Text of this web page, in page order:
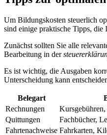
Um Bildungskosten steuerlich
sind einige praktische Tipps, die
Zunächst sollten Sie alle
Bearbeitung in der
Es ist wichtig, die Ausgaben
Unterscheidung kann
Belegart
Rechnungen
Kursgebühren,
Quittungen
Fachbücher,
Fahrtenachweise Fahrkarten,